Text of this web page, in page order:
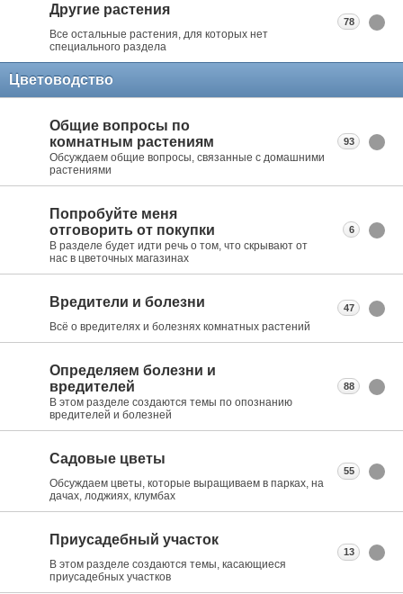
Другие растения
Все остальные растения, для которых нет
специального раздела
78
Цветоводство
Общие вопросы по
комнатным растениям
Обсуждаем общие вопросы, связанные с домашними
растениями
93
Попробуйте меня
отговорить от покупки
В разделе будет идти речь о том, что скрывают от
нас в цветочных магазинах
6
Вредители и болезни
Всё о вредителях и болезнях комнатных растений
47
Определяем болезни и
вредителей
В этом разделе создаются темы по опознанию
вредителей и болезней
88
Садовые цветы
Обсуждаем цветы, которые выращиваем в парках, на
дачах, лоджиях, клумбах
55
Приусадебный участок
В этом разделе создаются темы, касающиеся
приусадебных участков
13